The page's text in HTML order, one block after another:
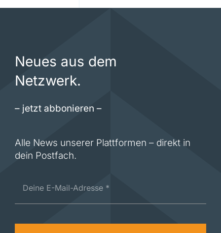
Neues aus dem
Netzwerk.
– jetzt abbonieren –
Alle News unserer Plattformen – direkt in
dein Postfach.